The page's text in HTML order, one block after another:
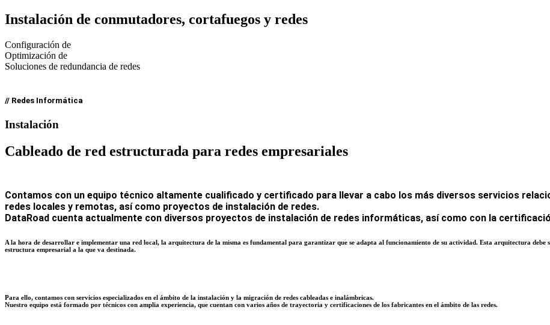
Instalación de conmutadores, cortafuegos y redes
Configuración de
Optimización de
Soluciones de redundancia de redes
// Redes Informática
Instalación
Cableado de red estructurada para redes empresariales
Contamos con un equipo técnico altamente cualificado y certificado para llevar a cabo los más diversos servicios
redes locales y remotas, así como proyectos de instalación de redes.
DataRoad cuenta actualmente con diversos proyectos de instalación de redes informáticas, así como con la
A la hora de desarrollar e implementar una red local, la arquitectura de la misma es fundamental para garantizar que se adapta al funcionamiento de su actividad. Esta arquitectura debe
estructura empresarial a la que va destinada.
Para ello, contamos con servicios especializados en el ámbito de la instalación y la migración de redes cableadas e inalámbricas.
Nuestro equipo está formado por técnicos con amplia experiencia, que cuentan con varios años de trayectoria y certificaciones de los fabricantes en el ámbito de las redes.